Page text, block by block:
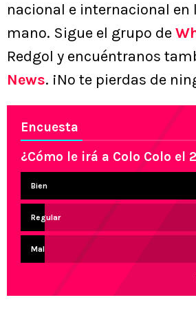
nacional e internacional en
mano. Sigue el grupo de
Redgol y encuéntranos
News. ¡No te pierdas de
Encuesta
¿Cómo le irá a Colo Colo el
Bien
Regular
Mal